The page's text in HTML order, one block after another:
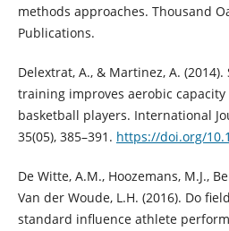
methods approaches. Thousand
Publications.
Delextrat, A., & Martinez, A.
training improves aerobic
basketball players. International
35(05), 385–391. https://doi.org/
De Witte, A.M., Hoozemans, M.J.,
Van der Woude, L.H. (2016). Do
standard influence athlete